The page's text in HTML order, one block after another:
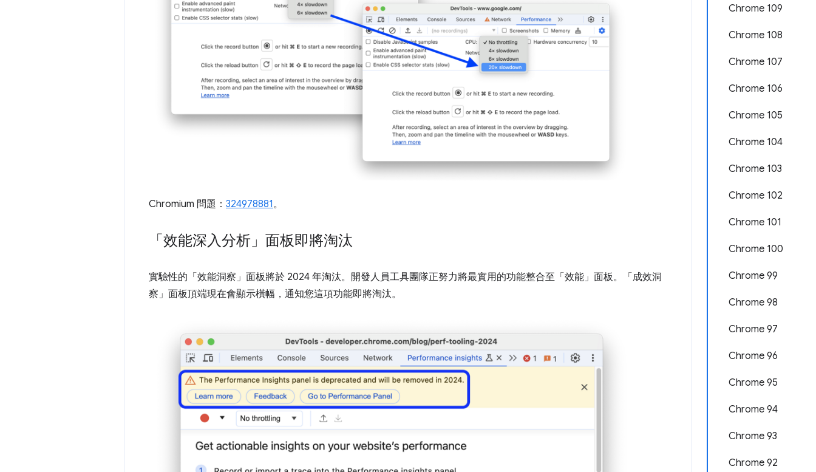
Chrome 109
Chrome 108
Chrome 107
Chrome 106
Chrome 105
Chrome 104
Chrome 103
Chrome 102
Chrome 101
Chrome 100
Chrome 99
Chrome 98
Chrome 97
Chrome 96
Chrome 95
Chrome 94
Chrome 93
Chrome 92
Chromium 問題： 324978881。
「效能深入分析」面板即將淘汰
實驗性的「效能洞察」 面板將於 2024 年淘汰。開發人員工具團隊正努力將最實用的功能整合至「效能」 面板。「成效洞
察」 面板頂端現在會顯示橫幅，通知您這項功能即將淘汰。